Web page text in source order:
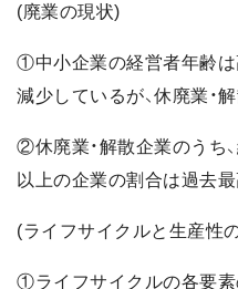
(廃業の現状)
①中小企業の経営者年齢は
減少しているが、休廃業・
②休廃業・解散企業のうち
以上の企業の割合は過去最
(ライフサイクルと生産性
①ライフサイクルの各要素